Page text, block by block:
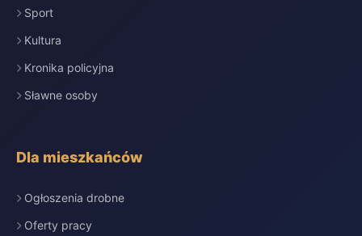
Sport
Kultura
Kronika policyjna
Sławne osoby
Dla mieszkańców
Ogłoszenia drobne
Oferty pracy